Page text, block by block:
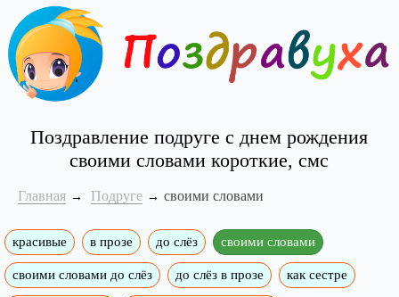
Поздравление подруге с днем рождения
своими словами короткие, смс
Главная Подруге своими словами
красивые в прозе до слёз своими словами
своими словами до слёз до слёз в прозе как сестре